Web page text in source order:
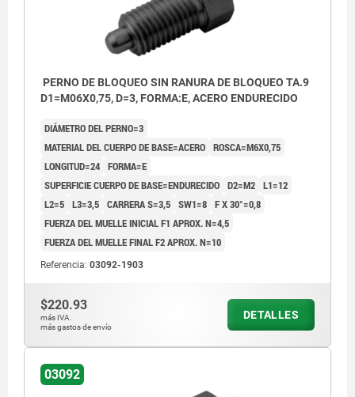
Forma E: con vástago roscado, sin
Forma F: con vástago roscado, con
PERNO DE BLOQUEO SIN RANURA DE BLOQUEO TA.9
D1=M06X0,75, D=3, FORMA:E, ACERO ENDURECIDO
DIÁMETRO DEL PERNO=3
MATERIAL DEL CUERPO DE BASE=ACERO ROSCA=M6X0,75
LONGITUD=24 FORMA=E
SUPERFICIE CUERPO DE BASE=ENDURECIDO D2=M2 L1=12
L2=5 L3=3,5 CARRERA S=3,5 SW1=8 F X 30°=0,8
FUERZA DEL MUELLE INICIAL F1 APROX. N=4,5
FUERZA DEL MUELLE FINAL F2 APROX. N=10
Referencia: 03092-1903
$220.93
más IVA.
más gastos de envío
DETALLES
03092